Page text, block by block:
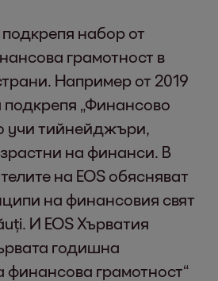
подкрепя набор от
грамотност в
Например от 2019
подкрепя „Финансово
учи тийнейджъри,
на финанси. В
на EOS обясняват
на финансовия свят
И EOS Хърватия
годишна
финансова грамотност“